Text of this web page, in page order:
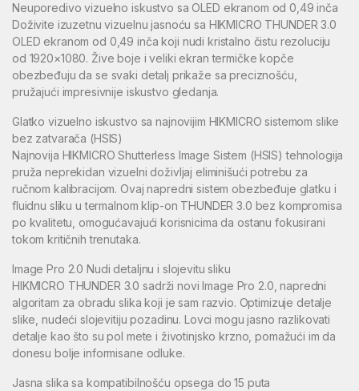
Neuporedivo vizuelno iskustvo sa OLED ekranom od 0,49 inča
Doživite izuzetnu vizuelnu jasnoću sa HIKMICRO THUNDER 3.0
OLED ekranom od 0,49 inča koji nudi kristalno čistu rezoluciju
od 1920×1080. Žive boje i veliki ekran termičke kopče
obezbeđuju da se svaki detalj prikaže sa preciznošću,
pružajući impresivnije iskustvo gledanja.
Glatko vizuelno iskustvo sa najnovijim HIKMICRO sistemom slike
bez zatvarača (HSIS)
Najnovija HIKMICRO Shutterless Image Sistem (HSIS) tehnologija
pruža neprekidan vizuelni doživljaj eliminišući potrebu za
ručnom kalibracijom. Ovaj napredni sistem obezbeđuje glatku i
fluidnu sliku u termalnom klip-on THUNDER 3.0 bez kompromisa
po kvalitetu, omogućavajući korisnicima da ostanu fokusirani
tokom kritičnih trenutaka.
Image Pro 2.0 Nudi detaljnu i slojevitu sliku
HIKMICRO THUNDER 3.0 sadrži novi Image Pro 2.0, napredni
algoritam za obradu slika koji je sam razvio. Optimizuje detalje
slike, nudeći slojevitiju pozadinu. Lovci mogu jasno razlikovati
detalje kao što su pol mete i životinjsko krzno, pomažući im da
donesu bolje informisane odluke.
Jasna slika sa kompatibilnošću opsega do 15 puta